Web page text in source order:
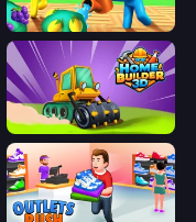
Farm Land
Home Builder 3D